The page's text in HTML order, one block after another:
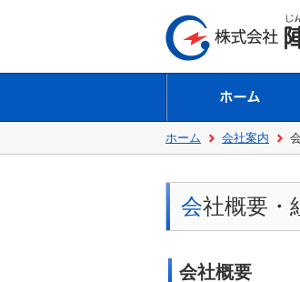
ホーム 会社案内
会社概要
会社概要